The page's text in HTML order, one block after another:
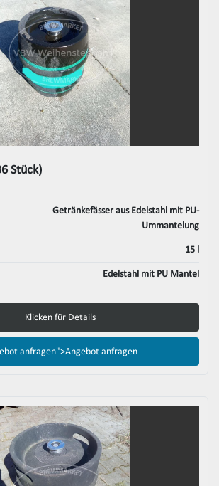
Stück)
Getränkefässer aus Edelstahl mit PU-
Ummantelung
15 l
Edelstahl mit PU Mantel
Klicken für Details
anfragen">Angebot anfragen